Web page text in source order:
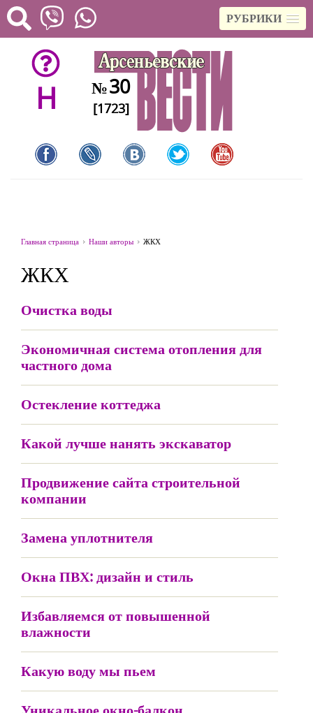
РУБРИКИ
H №30
[1723]
Главная страница Наши авторы ЖКХ
ЖКХ
Очистка воды
Экономичная система отопления для
частного дома
Остекление коттеджа
Какой лучше нанять экскаватор
Продвижение сайта строительной
компании
Замена уплотнителя
Окна ПВХ: дизайн и стиль
Избавляемся от повышенной
влажности
Какую воду мы пьем